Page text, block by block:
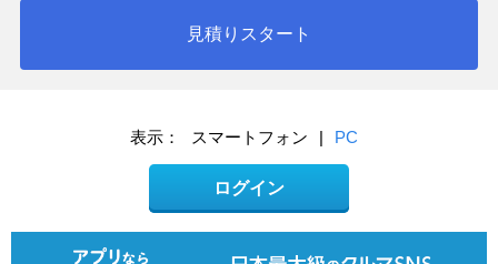
見積りスタート
表示： スマートフォン | PC
ログイン